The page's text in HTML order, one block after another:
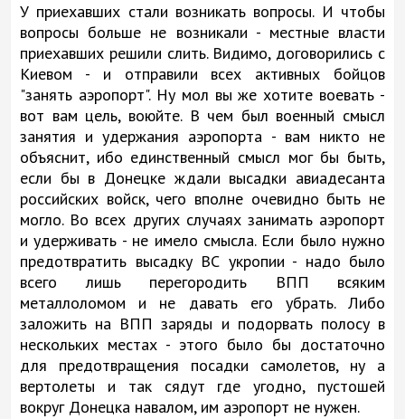
У приехавших стали возникать вопросы. И чтобы
вопросы больше не возникали - местные власти
приехавших решили слить. Видимо, договорились с
Киевом - и отправили всех активных бойцов
"занять аэропорт". Ну мол вы же хотите воевать -
вот вам цель, воюйте. В чем был военный смысл
занятия и удержания аэропорта - вам никто не
объяснит, ибо единственный смысл мог бы быть,
если бы в Донецке ждали высадки авиадесанта
российских войск, чего вполне очевидно быть не
могло. Во всех других случаях занимать аэропорт
и удерживать - не имело смысла. Если было нужно
предотвратить высадку ВС укропии - надо было
всего лишь перегородить ВПП всяким
металлоломом и не давать его убрать. Либо
заложить на ВПП заряды и подорвать полосу в
нескольких местах - этого было бы достаточно
для предотвращения посадки самолетов, ну а
вертолеты и так сядут где угодно, пустошей
вокруг Донецка навалом, им аэропорт не нужен.